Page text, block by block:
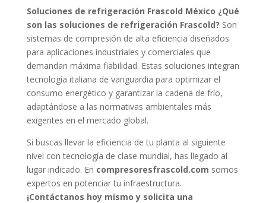
Soluciones de refrigeración Frascold México ¿Qué
son las soluciones de refrigeración Frascold? Son
sistemas de compresión de alta eficiencia diseñados
para aplicaciones industriales y comerciales que
demandan máxima fiabilidad. Estas soluciones integran
tecnología italiana de vanguardia para optimizar el
consumo energético y garantizar la cadena de frío,
adaptándose a las normativas ambientales más
exigentes en el mercado global.
Si buscas llevar la eficiencia de tu planta al siguiente
nivel con tecnología de clase mundial, has llegado al
lugar indicado. En compresoresfrascold.com somos
expertos en potenciar tu infraestructura.
¡Contáctanos hoy mismo y solicita una